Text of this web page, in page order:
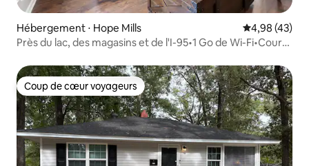
Hébergement ⋅ Hope Mills Évaluation
4,98 (43)
Près du lac, des magasins et de l'I-95•1 Go de Wi-Fi•Cour
Coup de cœur voyageurs
Coup de cœur voyageurs